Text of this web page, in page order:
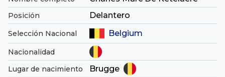
Posición Delantero
Selección Nacional Belgium
Nacionalidad
Lugar de nacimiento
Brugge